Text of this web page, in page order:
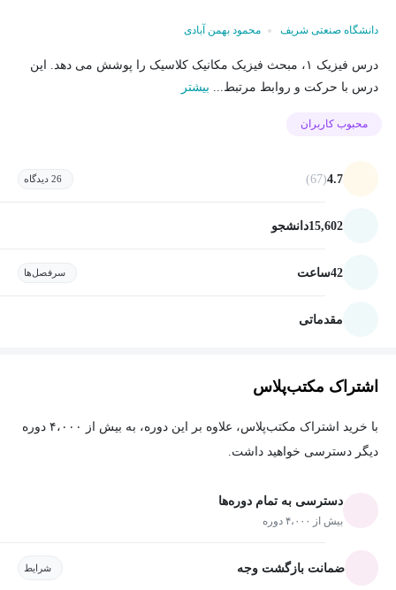
دانشگاه صنعتی شریف محمود بهمن آبادی
درس فیزیک ۱، مبحث فیزیک مکانیک کلاسیک را پوشش می دهد. این
درس با حرکت و روابط مرتبط... بیشتر
محبوب کاربران
4.7
(67) 26 دیدگاه
15,602دانشجو
42ساعت سرفصل‌ها
مقدماتی
اشتراک مکتب‌پلاس
با خرید اشتراک مکتب‌پلاس، علاوه بر این دوره، به بیش از ۴،۰۰۰ دوره
دیگر دسترسی خواهید داشت.
دسترسی به تمام دوره‌ها
بیش از ۴،۰۰۰ دوره
ضمانت بازگشت وجه شرایط